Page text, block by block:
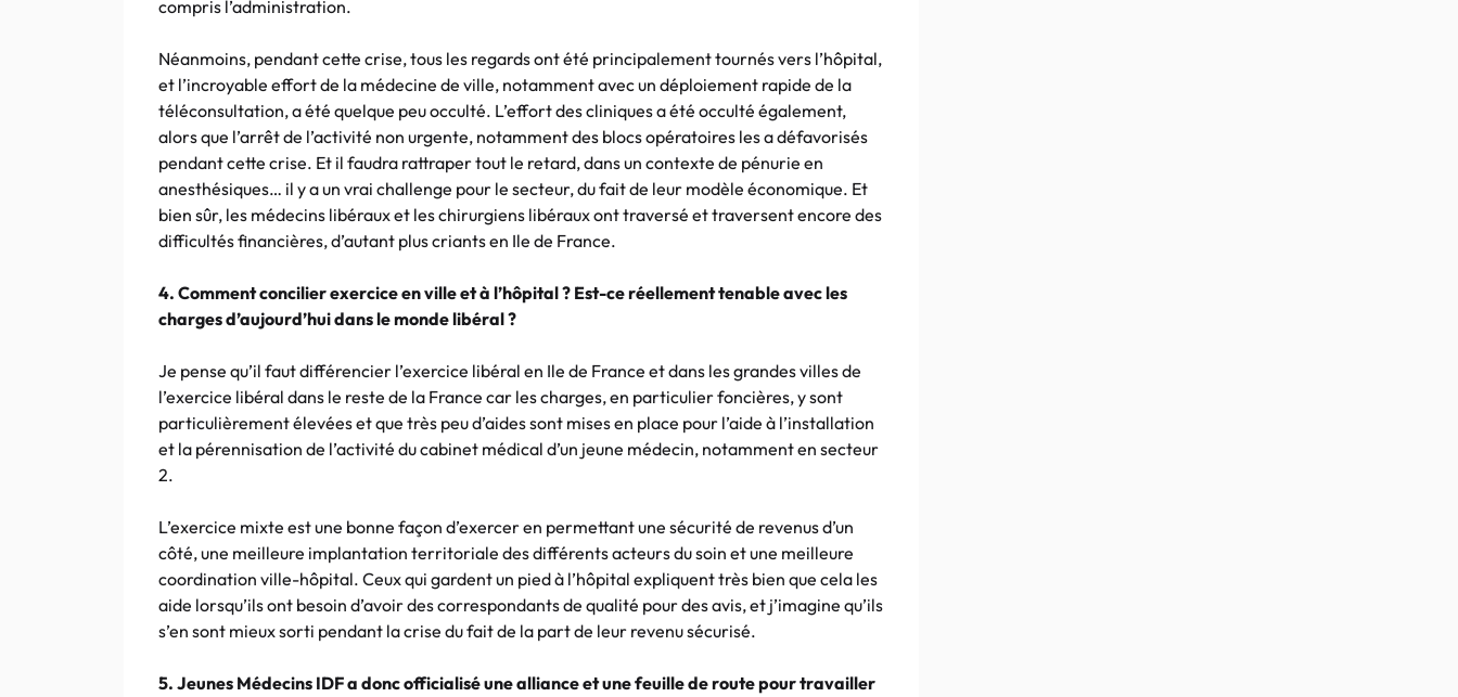
compris l’administration.
Néanmoins, pendant cette crise, tous les regards ont été principalement tournés vers l’hôpital,
et l’incroyable effort de la médecine de ville, notamment avec un déploiement rapide de la
téléconsultation, a été quelque peu occulté. L’effort des cliniques a été occulté également,
alors que l’arrêt de l’activité non urgente, notamment des blocs opératoires les a défavorisés
pendant cette crise. Et il faudra rattraper tout le retard, dans un contexte de pénurie en
anesthésiques… il y a un vrai challenge pour le secteur, du fait de leur modèle économique. Et
bien sûr, les médecins libéraux et les chirurgiens libéraux ont traversé et traversent encore des
difficultés financières, d’autant plus criants en Ile de France.
4. Comment concilier exercice en ville et à l’hôpital ? Est-ce réellement tenable avec les
charges d’aujourd’hui dans le monde libéral ?
Je pense qu’il faut différencier l’exercice libéral en Ile de France et dans les grandes villes de
l’exercice libéral dans le reste de la France car les charges, en particulier foncières, y sont
particulièrement élevées et que très peu d’aides sont mises en place pour l’aide à l’installation
et la pérennisation de l’activité du cabinet médical d’un jeune médecin, notamment en secteur
2.
L’exercice mixte est une bonne façon d’exercer en permettant une sécurité de revenus d’un
côté, une meilleure implantation territoriale des différents acteurs du soin et une meilleure
coordination ville-hôpital. Ceux qui gardent un pied à l’hôpital expliquent très bien que cela les
aide lorsqu’ils ont besoin d’avoir des correspondants de qualité pour des avis, et j’imagine qu’ils
s’en sont mieux sorti pendant la crise du fait de la part de leur revenu sécurisé.
5. Jeunes Médecins IDF a donc officialisé une alliance et une feuille de route pour travailler